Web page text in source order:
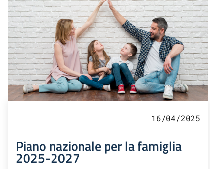
16/04/2025
Piano nazionale per la famiglia
2025-2027